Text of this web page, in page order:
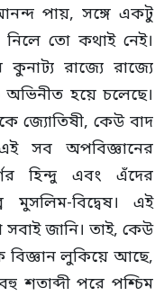
পায়, সঙ্গে একটু
নিলে তো কথাই নেই।
রাজ্যে রাজ্যে
হয়ে চলেছে।
জ্যোতিষী, কেউ বাদ
সব অপবিজ্ঞানের
হিন্দু এবং এঁদের
বিদ্বেষ। এই
জানি। তাই, কেউ
বিজ্ঞান লুকিয়ে আছে,
শতাব্দী পরে পশ্চিম